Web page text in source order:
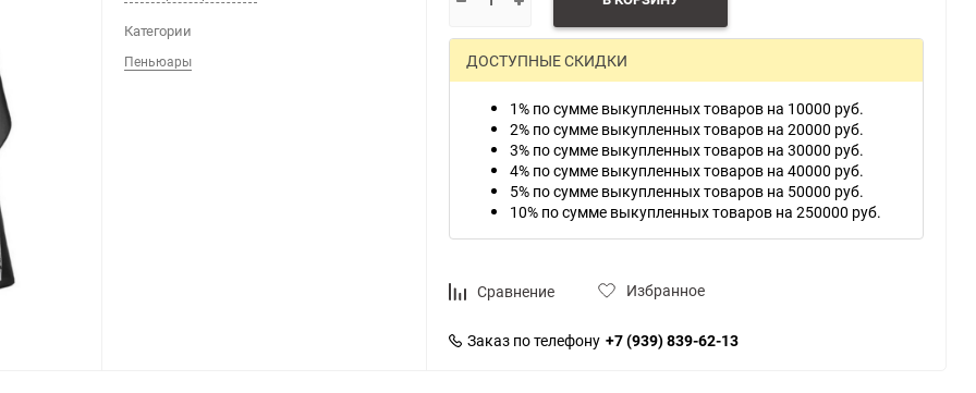
Категории
Пеньюары ДОСТУПНЫЕ СКИДКИ
1% по сумме выкупленных товаров на 10000 руб.
2% по сумме выкупленных товаров на 20000 руб.
3% по сумме выкупленных товаров на 30000 руб.
4% по сумме выкупленных товаров на 40000 руб.
5% по сумме выкупленных товаров на 50000 руб.
10% по сумме выкупленных товаров на 250000 руб.
Сравнение Избранное
Заказ по телефону +7 (939) 839-62-13